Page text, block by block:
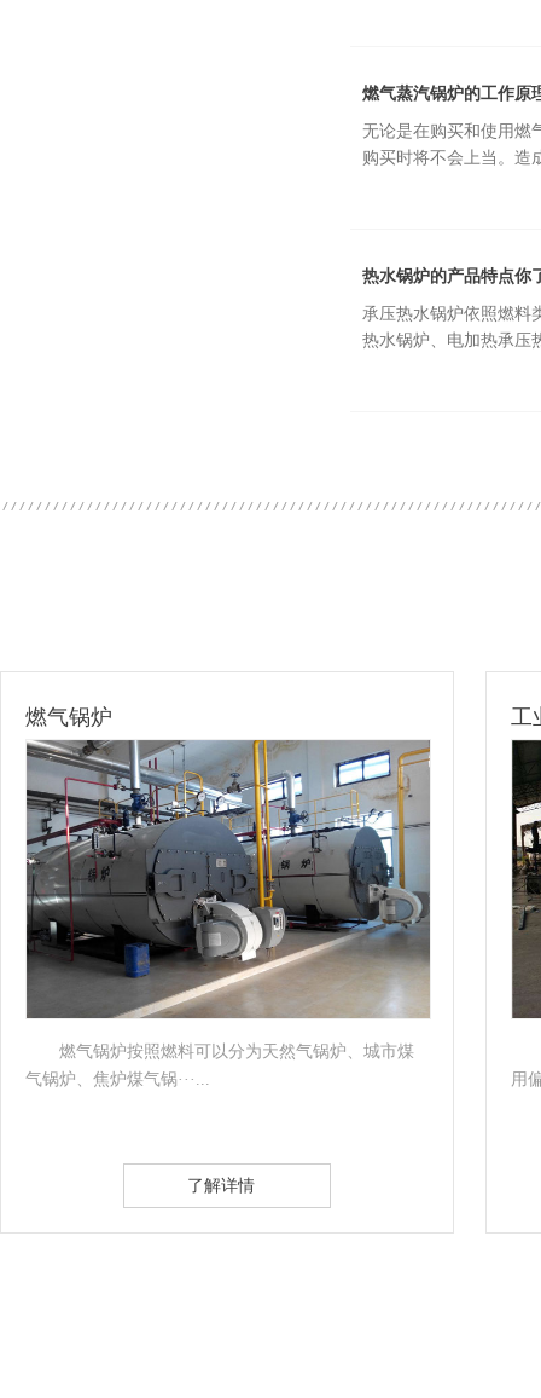
燃气蒸汽锅炉的工作原
无论是在购买和使用燃
购买时将不会上当。造
热水锅炉的产品特点你
承压热水锅炉依照燃料
热水锅炉、电加热承压
工业燃气锅炉
工业燃气锅炉为卧式快装内燃三回程火管锅炉.采
用偏置炉胆湿背式结···...
了解详情